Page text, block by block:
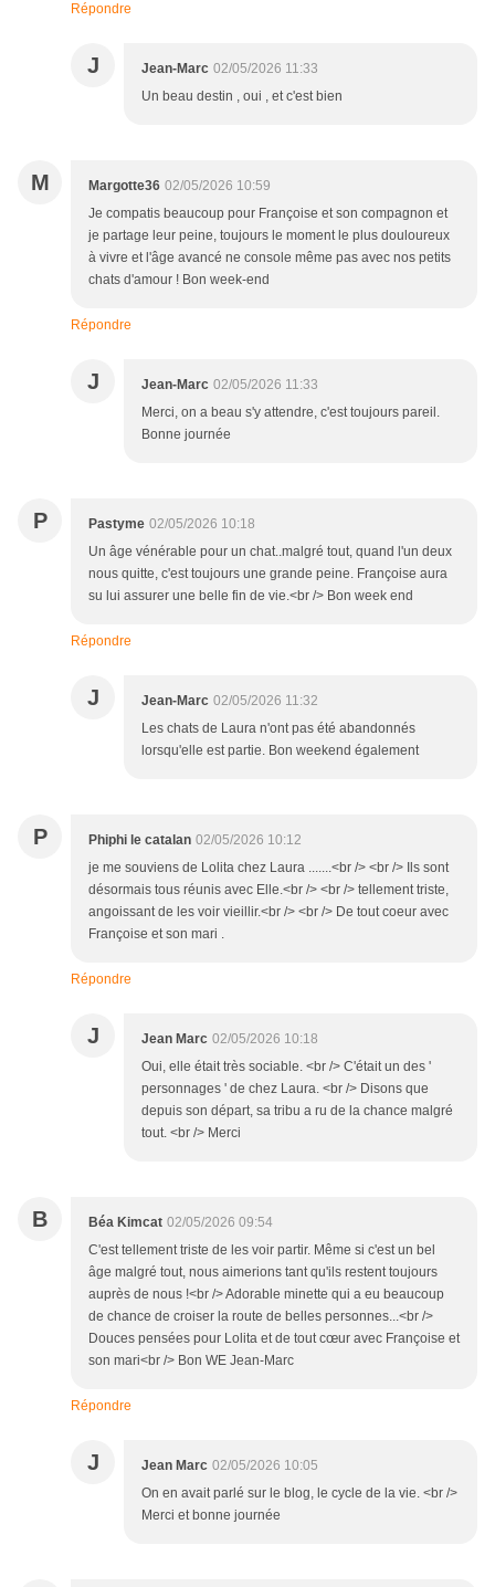
Répondre
J Jean-Marc 02/05/2026 11:33
Un beau destin , oui , et c'est bien
M Margotte36 02/05/2026 10:59
Je compatis beaucoup pour Françoise et son compagnon et
je partage leur peine, toujours le moment le plus douloureux
à vivre et l'âge avancé ne console même pas avec nos petits
chats d'amour ! Bon week-end
Répondre
J Jean-Marc 02/05/2026 11:33
Merci, on a beau s'y attendre, c'est toujours pareil.
Bonne journée
P Pastyme 02/05/2026 10:18
Un âge vénérable pour un chat..malgré tout, quand l'un deux
nous quitte, c'est toujours une grande peine. Françoise aura
su lui assurer une belle fin de vie.<br /> Bon week end
Répondre
J Jean-Marc 02/05/2026 11:32
Les chats de Laura n'ont pas été abandonnés
lorsqu'elle est partie. Bon weekend également
P Phiphi le catalan 02/05/2026 10:12
je me souviens de Lolita chez Laura .......<br /> <br /> Ils sont
désormais tous réunis avec Elle.<br /> <br /> tellement triste,
angoissant de les voir vieillir.<br /> <br /> De tout coeur avec
Françoise et son mari .
Répondre
J Jean Marc 02/05/2026 10:18
Oui, elle était très sociable. <br /> C'était un des '
personnages ' de chez Laura. <br /> Disons que
depuis son départ, sa tribu a ru de la chance malgré
tout. <br /> Merci
B Béa Kimcat 02/05/2026 09:54
C'est tellement triste de les voir partir. Même si c'est un bel
âge malgré tout, nous aimerions tant qu'ils restent toujours
auprès de nous !<br /> Adorable minette qui a eu beaucoup
de chance de croiser la route de belles personnes...<br />
Douces pensées pour Lolita et de tout cœur avec Françoise et
son mari<br /> Bon WE Jean-Marc
Répondre
J Jean Marc 02/05/2026 10:05
On en avait parlé sur le blog, le cycle de la vie. <br />
Merci et bonne journée